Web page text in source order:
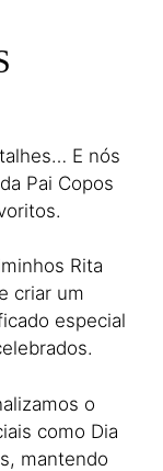
E nós
Pai Copos
Rita
criar um
especial
o
como Dia
mantendo